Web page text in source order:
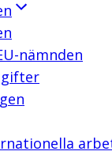
nämnden